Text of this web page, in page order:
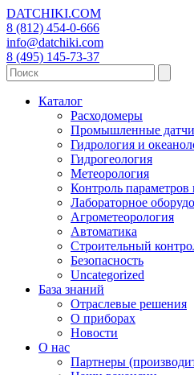
DATCHIKI.COM
8 (812) 454-0-666
info@datchiki.com
8 (495) 145-73-37
Каталог
Расходомеры
Промышленные
Гидрология и
Гидрогеология
Метеорология
Контроль параметров
Лабораторное
Агрометеорология
Автоматика
Строительный
Безопасность
Uncategorized
База знаний
Отраслевые решения
О приборах
Новости
О нас
Партнеры